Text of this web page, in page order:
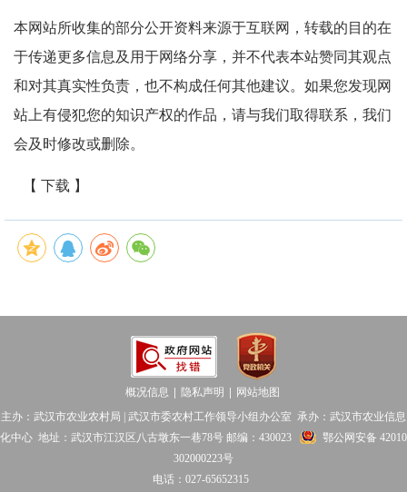
本网站所收集的部分公开资料来源于互联网，转载的目的在
于传递更多信息及用于网络分享，并不代表本站赞同其观点
和对其真实性负责，也不构成任何其他建议。如果您发现网
站上有侵犯您的知识产权的作品，请与我们取得联系，我们
会及时修改或删除。
【 下载 】
概况信息 隐私声明
网站地图
主办：武汉市农业农村局 | 武汉市委农村工作领导小组办公室 承办：武汉市农业信息
化中心 地址：武汉市江汉区八古墩东一巷78号 邮编：430023
鄂公网安备 42010
302000223号
电话：027-65652315